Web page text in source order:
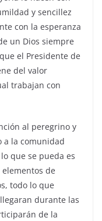
y sencillez
con la esperanza
un Dios siempre
el Presidente de
del valor
trabajan con
al peregrino y
a la comunidad
que se pueda es
de
todo lo que
durante las
de la